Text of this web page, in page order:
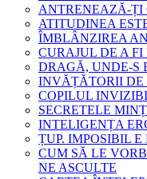
ANTRENEAZĂ-ȚI
ATITUDINEA
ÎMBLÂNZIREA
CURAJUL DE A
DRAGĂ, UNDE-S
INVĂȚĂTORII DE
COPILUL
SECRETELE
INTELIGENȚA
ȚUP. IMPOSIBIL
CUM SĂ LE
NE ASCULTE